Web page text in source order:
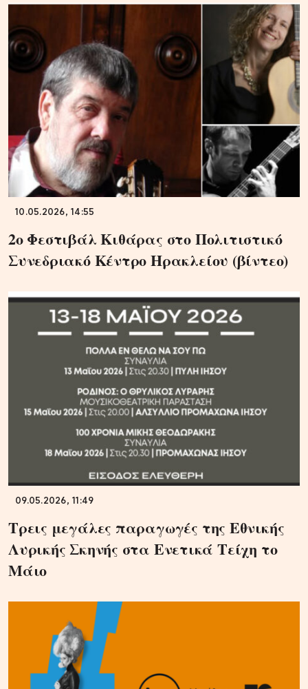
10.05.2026, 14:55
2ο Φεστιβάλ Κιθάρας στο Πολιτιστικό
Συνεδριακό Κέντρο Ηρακλείου (βίντεο)
09.05.2026, 11:49
Τρεις μεγάλες παραγωγές της Εθνικής
Λυρικής Σκηνής στα Ενετικά Τείχη το
Μάιο